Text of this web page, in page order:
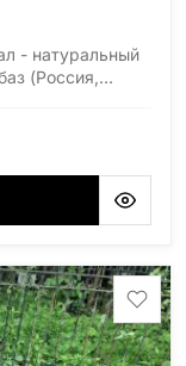
- натуральный
(Россия,
Мурманская
80x40x5